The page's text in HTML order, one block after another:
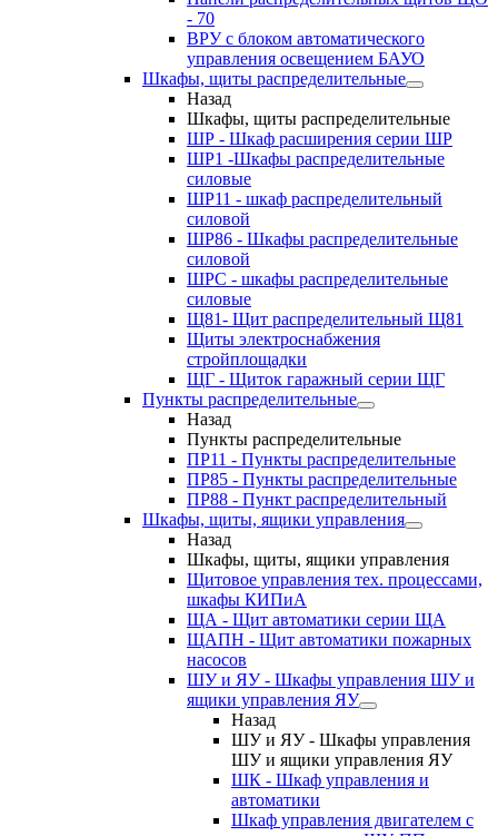
- 70
ВРУ с блоком автоматического
управления освещением БАУО
Шкафы, щиты распределительные
Назад
Шкафы, щиты распределительные
ШР - Шкаф расширения серии ШР
ШР1 -Шкафы распределительные
силовые
ШР11 - шкаф распределительный
силовой
ШР86 - Шкафы распределительные
силовой
ШРС - шкафы распределительные
силовые
Щ81- Щит распределительный Щ81
Щиты электроснабжения
стройплощадки
ЩГ - Щиток гаражный серии ЩГ
Пункты распределительные
Назад
Пункты распределительные
ПР11 - Пункты распределительные
ПР85 - Пункты распределительные
ПР88 - Пункт распределительный
Шкафы, щиты, ящики управления
Назад
Шкафы, щиты, ящики управления
Щитовое управления тех. процессами,
шкафы КИПиА
ЩА - Щит автоматики серии ЩА
ЩАПН - Щит автоматики пожарных
насосов
ШУ и ЯУ - Шкафы управления ШУ и
ящики управления ЯУ
Назад
ШУ и ЯУ - Шкафы управления
ШУ и ящики управления ЯУ
ШК - Шкаф управления и
автоматики
Шкаф управления двигателем с